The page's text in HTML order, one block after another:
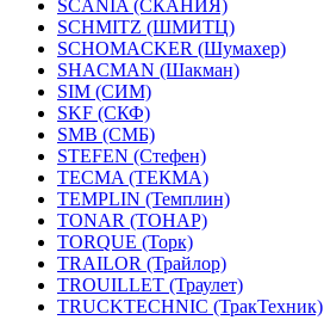
SCANIA (СКАНИЯ)
SCHMITZ (ШМИТЦ)
SCHOMACKER (Шумахер)
SHACMAN (Шакман)
SIM (СИМ)
SKF (СКФ)
SMB (СМБ)
STEFEN (Стефен)
TECMA (ТЕКМА)
TEMPLIN (Темплин)
TONAR (ТОНАР)
TORQUE (Торк)
TRAILOR (Трайлор)
TROUILLET (Траулет)
TRUCKTECHNIC (ТракТехник)